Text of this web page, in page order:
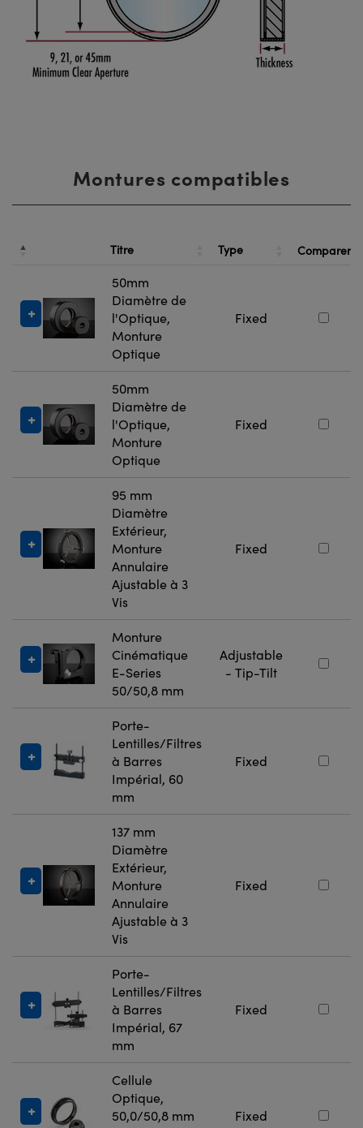
Montures compatibles
Titre Type Comparer
50mm
Diamètre de
l'Optique,
Monture
Optique
Fixed
50mm
Diamètre de
l'Optique,
Monture
Optique
Fixed
95 mm
Diamètre
Extérieur,
Monture
Annulaire
Ajustable à 3
Vis
Fixed
Monture
Cinématique
E-Series
50/50,8 mm
Adjustable
- Tip-Tilt
Porte-
Lentilles/Filtres
à Barres
Impérial, 60
mm
Fixed
137 mm
Diamètre
Extérieur,
Monture
Annulaire
Ajustable à 3
Vis
Fixed
Porte-
Lentilles/Filtres
à Barres
Impérial, 67
mm
Fixed
Cellule
Optique,
50,0/50,8 mm
Fixed